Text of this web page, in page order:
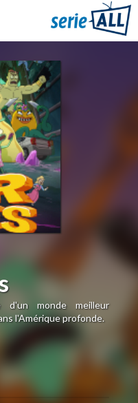
d'un monde meilleur
l'Amérique profonde.